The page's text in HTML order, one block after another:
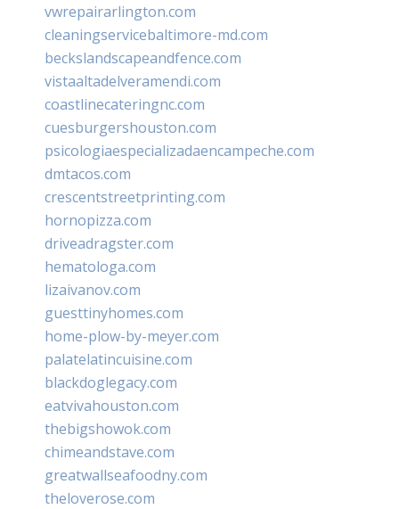
vwrepairarlington.com
cleaningservicebaltimore-md.com
beckslandscapeandfence.com
vistaaltadelveramendi.com
coastlinecateringnc.com
cuesburgershouston.com
psicologiaespecializadaencampeche.com
dmtacos.com
crescentstreetprinting.com
hornopizza.com
driveadragster.com
hematologa.com
lizaivanov.com
guesttinyhomes.com
home-plow-by-meyer.com
palatelatincuisine.com
blackdoglegacy.com
eatvivahouston.com
thebigshowok.com
chimeandstave.com
greatwallseafoodny.com
theloverose.com